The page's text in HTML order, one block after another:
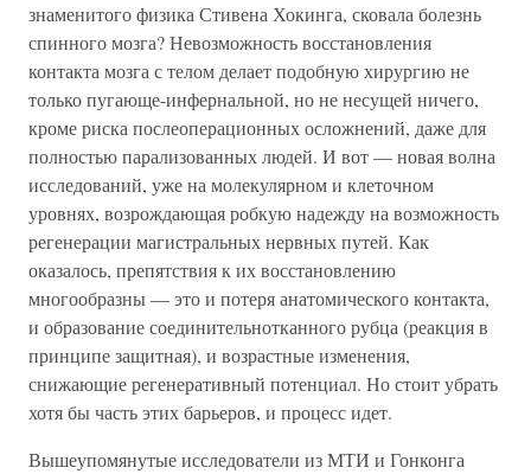
знаменитого физика Стивена Хокинга, сковала болезнь
спинного мозга? Невозможность восстановления
контакта мозга с телом делает подобную хирургию не
только пугающе-инфернальной, но не несущей ничего,
кроме риска послеоперационных осложнений, даже для
полностью парализованных людей. И вот — новая волна
исследований, уже на молекулярном и клеточном
уровнях, возрождающая робкую надежду на возможность
регенерации магистральных нервных путей. Как
оказалось, препятствия к их восстановлению
многообразны — это и потеря анатомического контакта,
и образование соединительнотканного рубца (реакция в
принципе защитная), и возрастные изменения,
снижающие регенеративный потенциал. Но стоит убрать
хотя бы часть этих барьеров, и процесс идет.
Вышеупомянутые исследователи из МТИ и Гонконга